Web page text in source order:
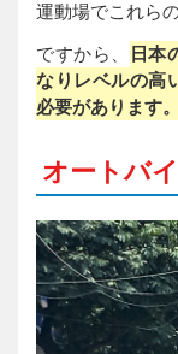
運動場でこれら
ですから、
日本
なりレベルの高
必要があります。
オートバ